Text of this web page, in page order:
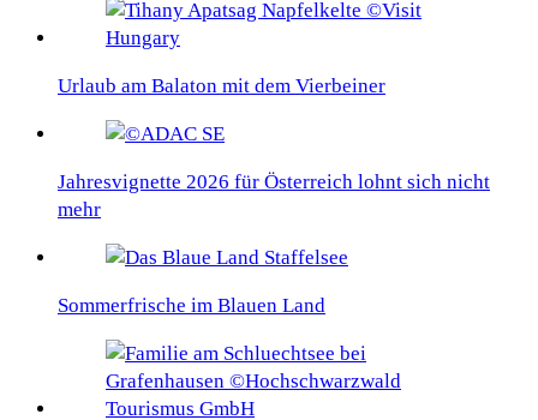
Urlaub am Balaton mit dem Vierbeiner
Jahresvignette 2026 für Österreich lohnt sich nicht
mehr
Sommerfrische im Blauen Land